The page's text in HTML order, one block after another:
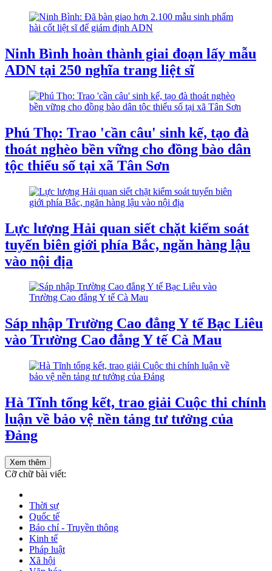
Ninh Bình hoàn thành giai đoạn lấy mẫu
ADN tại 250 nghĩa trang liệt sĩ
Phú Thọ: Trao 'cần câu' sinh kế, tạo đà
thoát nghèo bền vững cho đồng bào dân
tộc thiểu số tại xã Tân Sơn
Lực lượng Hải quan siết chặt kiểm soát
tuyến biên giới phía Bắc, ngăn hàng lậu
vào nội địa
Sáp nhập Trường Cao đẳng Y tế Bạc Liêu
vào Trường Cao đẳng Y tế Cà Mau
Hà Tĩnh tổng kết, trao giải Cuộc thi chính
luận về bảo vệ nền tảng tư tưởng của
Đảng
Xem thêm
Cỡ chữ bài viết:
Thời sự
Quốc tế
Báo chí - Truyền thông
Kinh tế
Pháp luật
Xã hội